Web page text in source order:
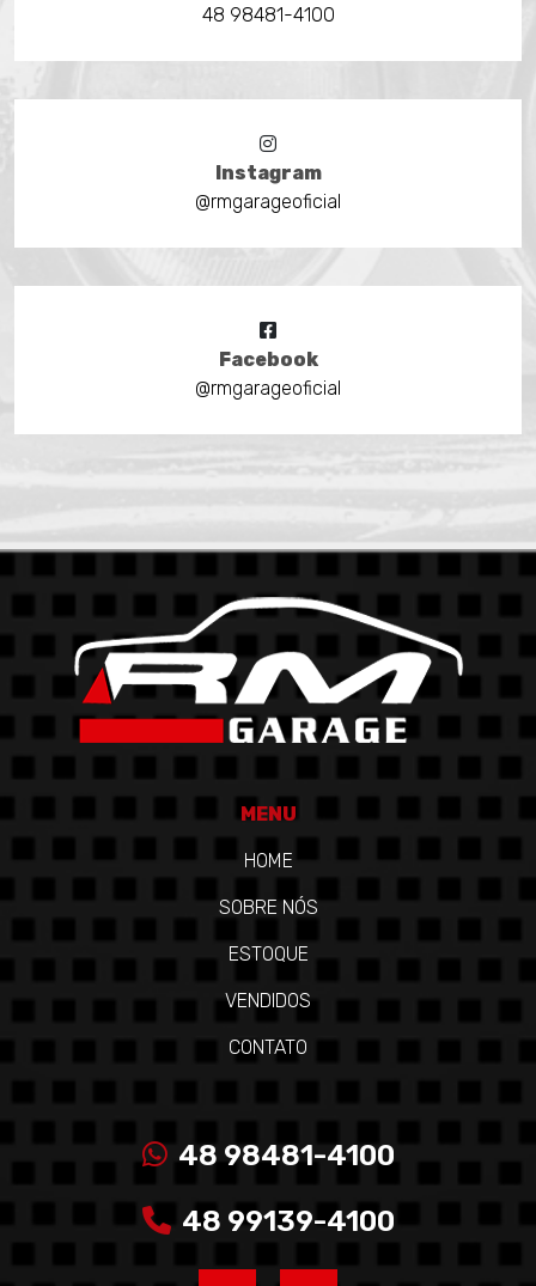
48 98481-4100
Instagram
@rmgarageoficial
Facebook
@rmgarageoficial
MENU
HOME
SOBRE NÓS
ESTOQUE
VENDIDOS
CONTATO
48 98481-4100
48 99139-4100